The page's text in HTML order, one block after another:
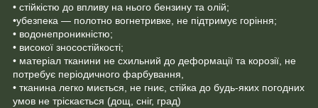
• стійкістю до впливу на нього бензину та олій;
•убезпека — полотно вогнетривке, не підтримує горіння;
• водонепроникністю;
• високої зносостійкості;
• матеріал тканини не схильний до деформації та корозії, не
потребує періодичного фарбування,
• тканина легко миється, не гниє, стійка до будь-яких погодних
умов не тріскається (дощ, сніг, град)